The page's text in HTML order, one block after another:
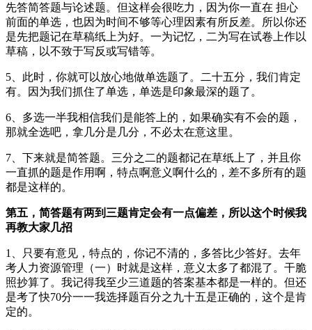
先答简答题与论述题。但这样会很吃力，因为你一直在 担心
前面的单选，也因为时间不够等心理因素有所反差。所以你还
是先把题记在草稿纸上为好。一为记忆，二为写在试卷上作以
草稿，以不致于写反或写错等。
5、此时，你就可以放心地做单选题了。二十五分，我们肯定
有。因为我们抓住了单选，单选是印象最深的题了。
6、多选一半我相信我们是能答上的，如果确实有不会的题，
那就全选吧，拿几分是几分，不必太在意这里。
7、下来就是简答题。三分之二的题都记在草纸上了，并且你
一直抓的题是作用啊，特点啊意义啊什么的，差不多所有的题
都是这样的。
第五，简答题有两到三题肯定会有一点偏差，所以这个时候我
再教大家几招
1、只要有意见，特点的，你记不清的，多答比少答好。去年
考人力资源管理（一） 时就是这样，意义太多了都混了。干脆
照抄算了。我记得我至少三道题的答案基本都是一样的。但还
是考了快70分一一我选择题百分之九十五是正确的，这个是肯
定的。